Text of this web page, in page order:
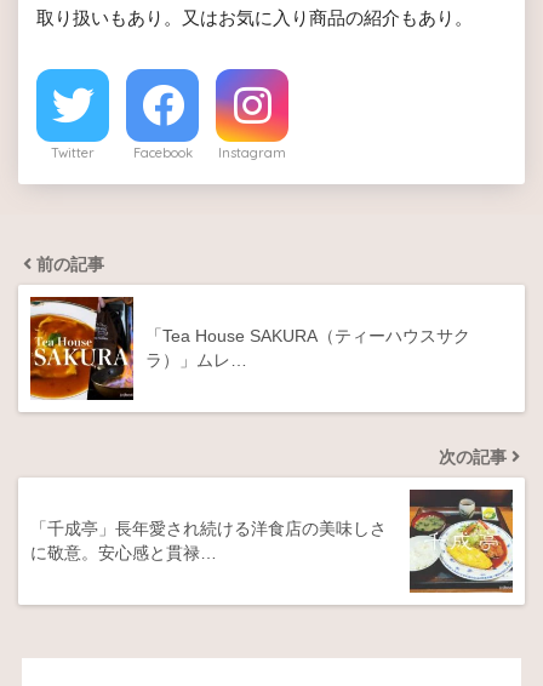
取り扱いもあり。又はお気に入り商品の紹介もあり。
Twitter Facebook Instagram
前の記事
「Tea House SAKURA（ティーハウスサク
ラ）」ムレ…
次の記事
「千成亭」長年愛され続ける洋食店の美味しさ
に敬意。安心感と貫禄…